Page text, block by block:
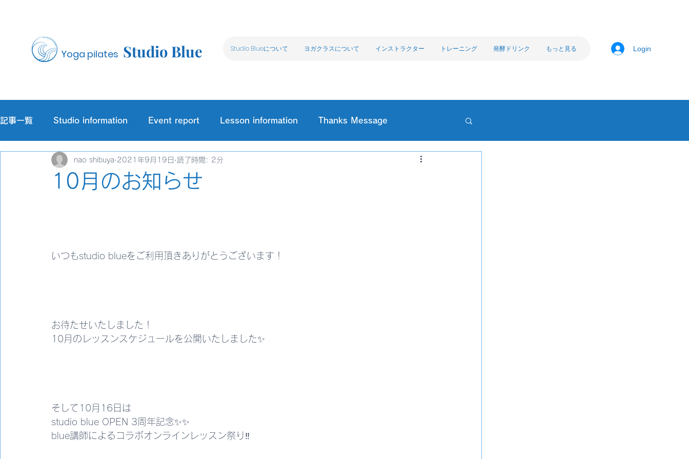
Yoga pilates Studio Blue Studio Blueについて ヨガクラスについて インストラクター トレーニング 発酵ドリンク もっと見る Login
記事一覧 Studio information Event report Lesson information Thanks Message
10月のお知らせ
nao shibuya 2021年9月19日 読了時間: 2分
いつもstudio blueをご利用頂きありがとうございます！
お待たせいたしました！
10月のレッスンスケジュールを公開いたしました✨
そして10月16日は
studio blue OPEN 3周年記念✨✨
blue講師によるコラボオンラインレッスン祭り‼︎